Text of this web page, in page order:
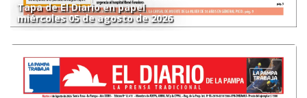
Tapa de El Diario en papel
miércoles 05 de agosto de 2026